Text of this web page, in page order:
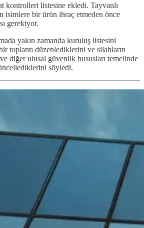
kontrolleri listesine ekledi. Tayvanlı
isimlere bir ürün ihraç etmeden önce
gerekiyor.
yakın zamanda kuruluş listesini
toplantı düzenlediklerini ve silahların
ve diğer ulusal güvenlik hususları temelinde
söyledi.